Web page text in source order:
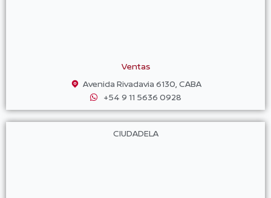
Ventas
Avenida Rivadavia 6130, CABA
+54 9 11 5636 0928
CIUDADELA